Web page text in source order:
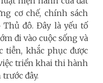
cơ chế, chính sách
đô. Đây là yếu tố
đi vào cuộc sống và
khắc phục được
triển khai thi hành
đây.